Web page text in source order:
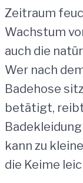
Zeitraum
Wachstum
auch die
Wer nach
Badehose
betätigt,
kann zu
die Keime